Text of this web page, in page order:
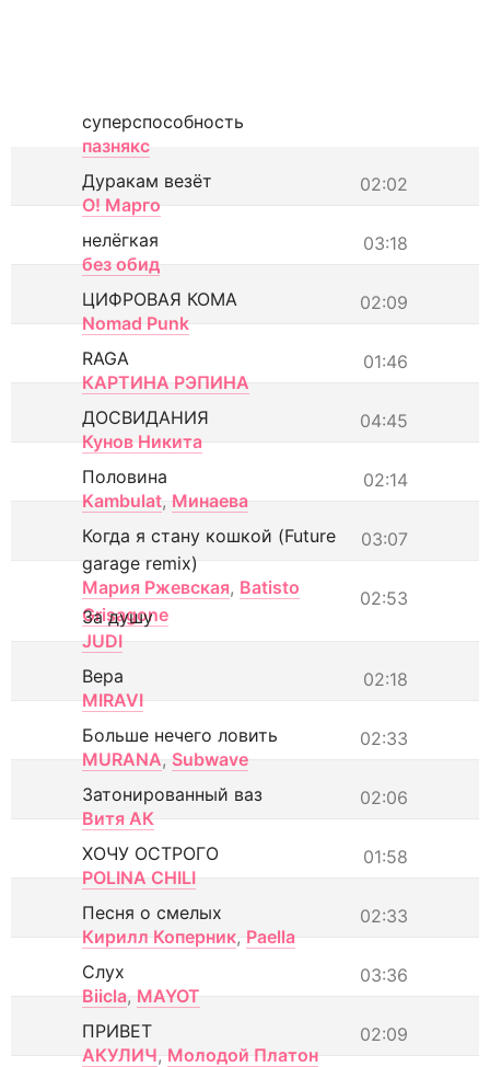
суперспособность
пазнякс
02:02
Дуракам везёт
О! Марго
03:18
нелёгкая
без обид
02:09
ЦИФРОВАЯ КОМА
Nomad Punk
01:46
RAGA
КАРТИНА РЭПИНА
04:45
ДОСВИДАНИЯ
Кунов Никита
02:14
Половина
Kambulat, Минаева
03:07
Когда я стану кошкой (Future
garage remix)
Мария Ржевская, Batisto
Grisagone
02:53
За душу
JUDI
02:18
Вера
MIRAVI
02:33
Больше нечего ловить
MURANA, Subwave
02:06
Затонированный ваз
Витя АК
01:58
ХОЧУ ОСТРОГО
POLINA CHILI
02:33
Песня о смелых
Кирилл Коперник, Paella
03:36
Слух
Biicla, MAYOT
02:09
ПРИВЕТ
АКУЛИЧ, Молодой Платон